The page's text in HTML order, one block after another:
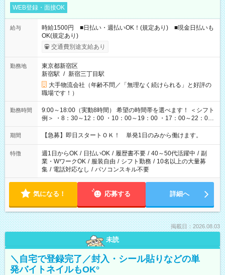
WEB登録・面接OK
給与
時給1500円 ■日払い・週払いOK！(規定あり) ■現金日払いも
OK(規定あり)
交通費別途支給あり
勤務地
東京都新宿区
新宿駅 / 新宿三丁目駅
大手物流会社（年齢不問／「無理なく続けられる」と好評の
職場です！）
勤務時間
9:00～18:00（実動8時間） 希望の時間帯を選べます！ ＜シフト
例＞ ・8：30～12：00 ・10：00～19：00 ・17：00～22：00
・13：00～22：00 ・22：00～翌6：00 など
期間 【急募】即日スタートＯＫ！ 単発1日のみから働けます。
特徴 週1日からOK / 日払いOK / 履歴書不要 / 40～50代活躍中 / 副
業・WワークOK / 服装自由 / シフト勤務 / 10名以上の大量募
集 / 電話対応なし / パソコンスキル不要
気になる！ 応募する 詳細へ
掲載日：2026.08.03
未読
＼自宅で登録完了／封入・シール貼りなどの単
発バイトネイルもOK°